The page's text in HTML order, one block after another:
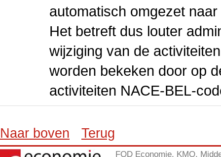
automatisch omgezet
Het betreft dus louter
wijziging van de
worden bekeken door op
activiteiten NACE-BEL-
Naar boven Terug
FOD Economie, KMO,